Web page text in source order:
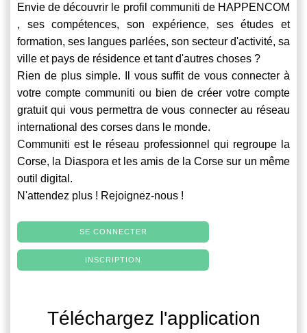
Envie de découvrir le profil communiti de HAPPENCOM
, ses compétences, son expérience, ses études et
formation, ses langues parlées, son secteur d'activité, sa
ville et pays de résidence et tant d'autres choses ?
Rien de plus simple. Il vous suffit de vous connecter à
votre compte communiti ou bien de créer votre compte
gratuit qui vous permettra de vous connecter au réseau
international des corses dans le monde.
Communiti est le réseau professionnel qui regroupe la
Corse, la Diaspora et les amis de la Corse sur un même
outil digital.
N'attendez plus ! Rejoignez-nous !
SE CONNECTER
INSCRIPTION
Téléchargez l'application